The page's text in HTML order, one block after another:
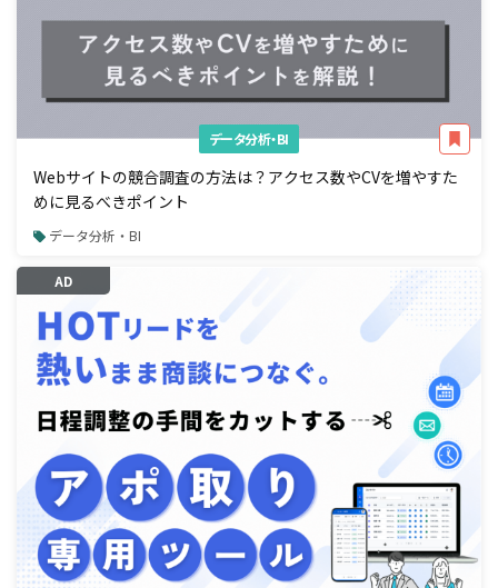
データ分析・BI
Webサイトの競合調査の方法は？アクセス数やCVを増やすた
めに見るべきポイント
データ分析・BI
AD